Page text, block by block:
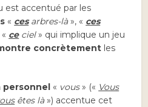
est accentué par les
« cesarbres-là», « ces
ceciel» qui implique un jeu
concrètement les
personnel « vous» (« Vous
êtes là») accentue cet